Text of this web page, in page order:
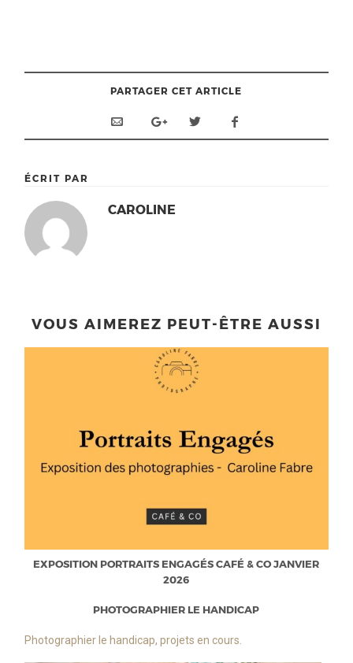
PARTAGER CET ARTICLE
ÉCRIT PAR
CAROLINE
VOUS AIMEREZ PEUT-ÊTRE AUSSI
EXPOSITION PORTRAITS ENGAGÉS CAFÉ & CO JANVIER
2026
PHOTOGRAPHIER LE HANDICAP
Photographier le handicap, projets en cours.